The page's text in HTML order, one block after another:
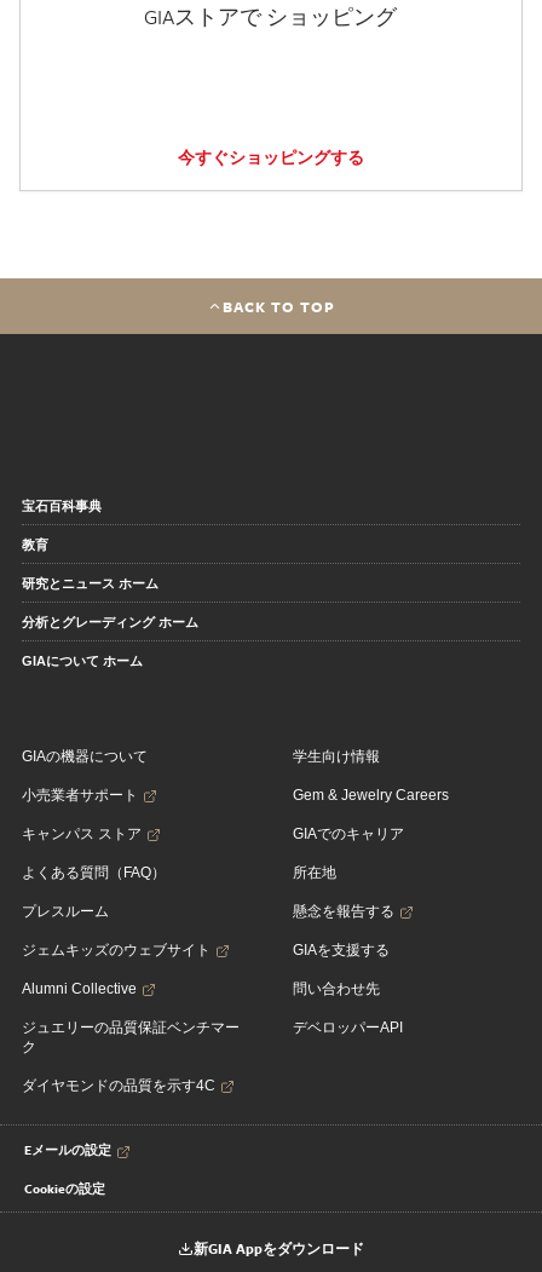
GIAストアで ショッピング
今すぐショッピングする
BACK TO TOP
宝石百科事典
教育
研究とニュース ホーム
分析とグレーディング ホーム
GIAについて ホーム
GIAの機器について
小売業者サポート
キャンパス ストア
よくある質問（FAQ）
プレスルーム
ジェムキッズのウェブサイト
Alumni Collective
ジュエリーの品質保証ベンチマー
ク
ダイヤモンドの品質を示す4C
学生向け情報
Gem & Jewelry Careers
GIAでのキャリア
所在地
懸念を報告する
GIAを支援する
問い合わせ先
デベロッパーAPI
Eメールの設定
Cookieの設定
新GIA Appをダウンロード